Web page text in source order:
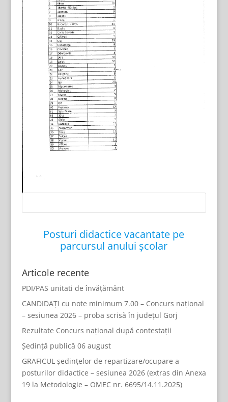
Posturi didactice vacantate pe
parcursul anului școlar
Articole recente
PDI/PAS unitati de învățământ
CANDIDAȚI cu note minimum 7.00 – Concurs național
– sesiunea 2026 – proba scrisă în județul Gorj
Rezultate Concurs național după contestații
Ședință publică 06 august
GRAFICUL ședințelor de repartizare/ocupare a
posturilor didactice – sesiunea 2026 (extras din Anexa
19 la Metodologie – OMEC nr. 6695/14.11.2025)